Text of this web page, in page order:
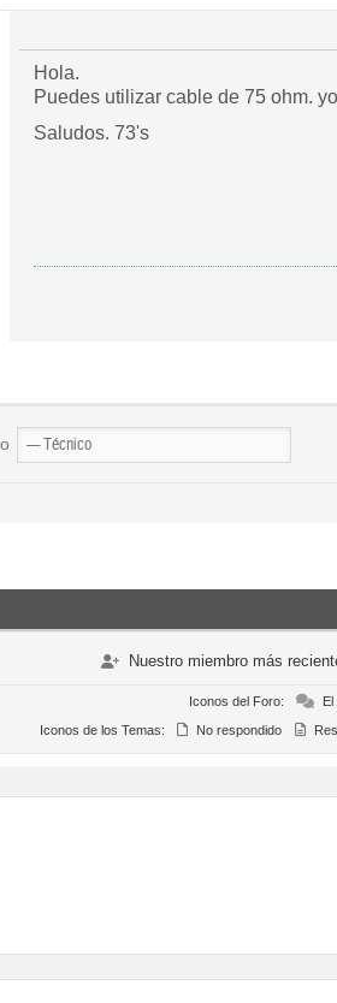
Hola.
Puedes utilizar cable de 75 ohm.
Saludos. 73's
Nuestro miembro más
Iconos del Foro:
Iconos de los Temas:
No respondido